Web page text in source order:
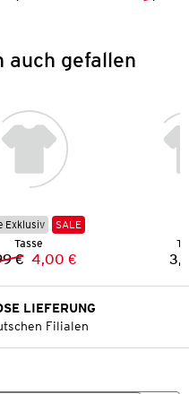
auch gefallen
Exklusiv
SALE
Tasse
Vorheriger Preis:
€ Neuer Preis:
4,00 €
LIEFERUNG
Filialen